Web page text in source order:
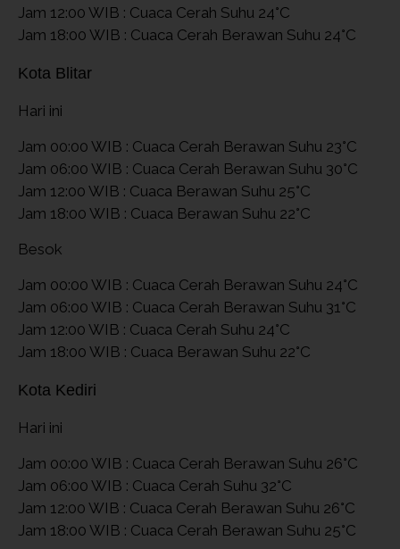
Jam 12:00 WIB : Cuaca Cerah Suhu 24°C
Jam 18:00 WIB : Cuaca Cerah Berawan Suhu 24°C
Kota Blitar
Hari ini
Jam 00:00 WIB : Cuaca Cerah Berawan Suhu 23°C
Jam 06:00 WIB : Cuaca Cerah Berawan Suhu 30°C
Jam 12:00 WIB : Cuaca Berawan Suhu 25°C
Jam 18:00 WIB : Cuaca Berawan Suhu 22°C
Besok
Jam 00:00 WIB : Cuaca Cerah Berawan Suhu 24°C
Jam 06:00 WIB : Cuaca Cerah Berawan Suhu 31°C
Jam 12:00 WIB : Cuaca Cerah Suhu 24°C
Jam 18:00 WIB : Cuaca Berawan Suhu 22°C
Kota Kediri
Hari ini
Jam 00:00 WIB : Cuaca Cerah Berawan Suhu 26°C
Jam 06:00 WIB : Cuaca Cerah Suhu 32°C
Jam 12:00 WIB : Cuaca Cerah Berawan Suhu 26°C
Jam 18:00 WIB : Cuaca Cerah Berawan Suhu 25°C